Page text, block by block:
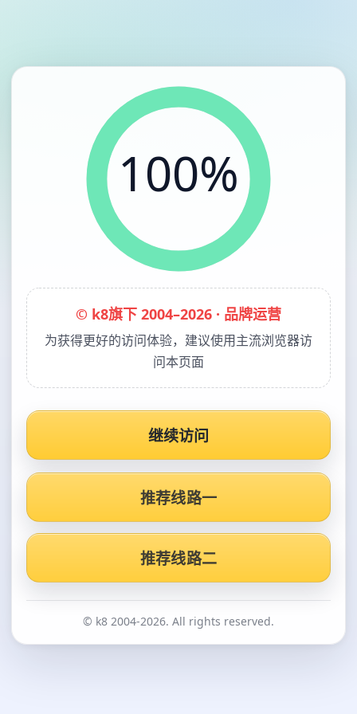
100%
© k8旗下 2004–2026 · 品牌运营
为获得更好的访问体验，建议使用主流浏览器访
问本页面
继续访问
推荐线路一
推荐线路二
© k8 2004-2026. All rights reserved.